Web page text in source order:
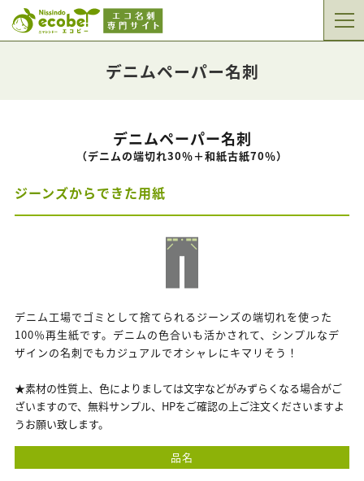
デニムペーパー名刺
デニムペーパー名刺
（デニムの端切れ30％＋和紙古紙70％）
ジーンズからできた用紙
デニム工場でゴミとして捨てられるジーンズの端切れを使った
100％再生紙です。デニムの色合いも活かされて、シンプルなデ
ザインの名刺でもカジュアルでオシャレにキマリそう！
★素材の性質上、色によりましては文字などがみずらくなる場合がご
ざいますので、無料サンプル、HPをご確認の上ご注文くださいますよ
うお願い致します。
品名